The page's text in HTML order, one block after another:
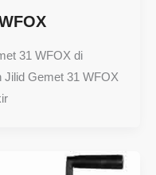
31 WFOX di
Jilid Gemet 31 WFOX